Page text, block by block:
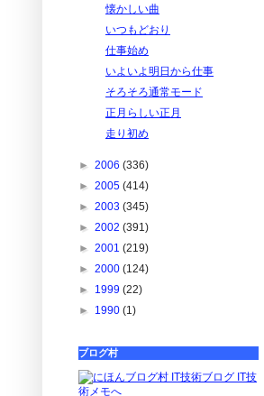
懐かしい曲
いつもどおり
仕事始め
いよいよ明日から仕事
そろそろ通常モード
正月らしい正月
走り初め
► 2006 (336)
► 2005 (414)
► 2003 (345)
► 2002 (391)
► 2001 (219)
► 2000 (124)
► 1999 (22)
► 1990 (1)
ブログ村